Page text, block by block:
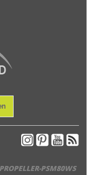
PROPELLER-PSM80WS